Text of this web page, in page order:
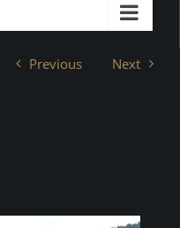
Previous Next